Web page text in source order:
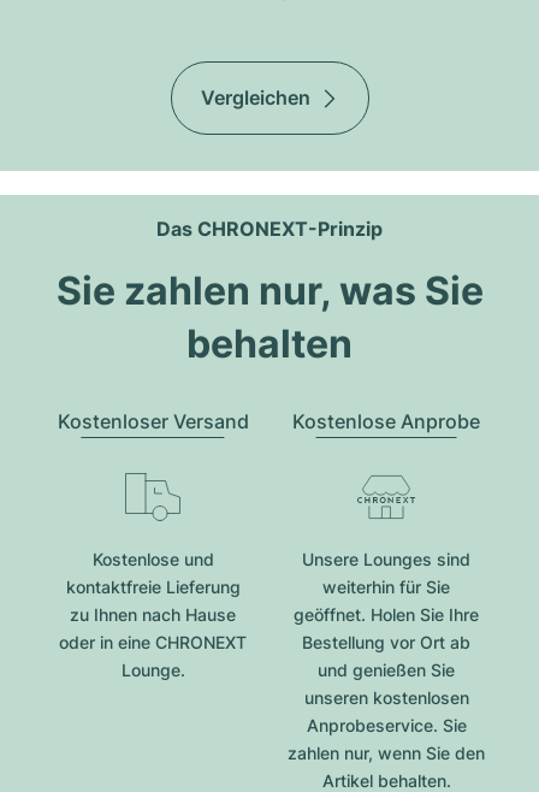
Vergleichen
Das CHRONEXT-Prinzip
Sie zahlen nur, was Sie
behalten
Kostenloser Versand
Kostenlose und
kontaktfreie Lieferung
zu Ihnen nach Hause
oder in eine CHRONEXT
Lounge.
Kostenlose Anprobe
Unsere Lounges sind
weiterhin für Sie
geöffnet. Holen Sie Ihre
Bestellung vor Ort ab
und genießen Sie
unseren kostenlosen
Anprobeservice. Sie
zahlen nur, wenn Sie den
Artikel behalten.